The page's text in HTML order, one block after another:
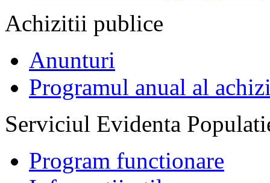
Achizitii publice
Anunturi
Programul anual al
Serviciul Evidenta
Program functionare